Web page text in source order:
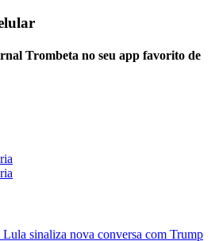
Trombeta no seu app favorito de